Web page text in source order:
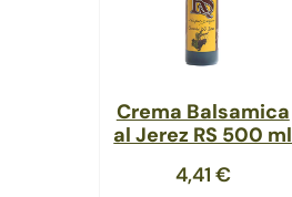
Crema Balsamica
al Jerez RS 500 ml
4,41 €